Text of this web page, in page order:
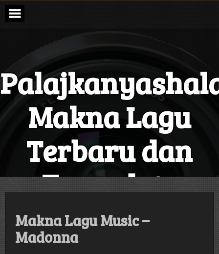
Skip
content
Makna Lagu
Terbaru dan
Terupdate
Setiap Hari
Makna Lagu Music –
Madonna